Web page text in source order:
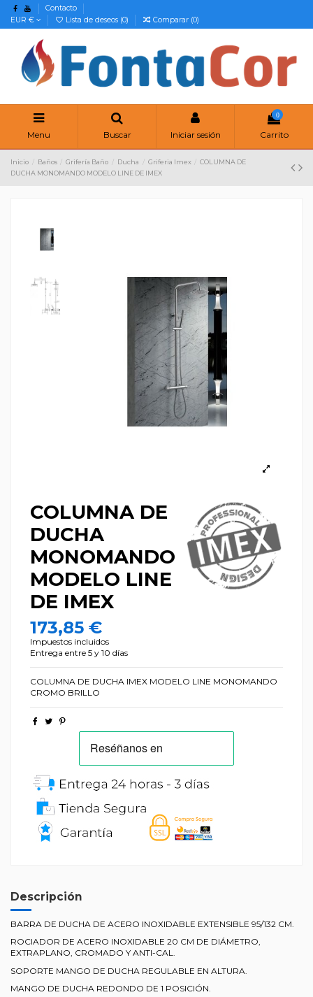
Contacto
EUR €
Lista de deseos (0) Comparar (0)
Menu Buscar Iniciar sesión
0
Carrito
Inicio Baños Grifería Baño Ducha Griferia Imex
COLUMNA DE
DUCHA MONOMANDO MODELO LINE DE IMEX
COLUMNA DE
DUCHA
MONOMANDO
MODELO LINE
DE IMEX
173,85 €
Impuestos incluidos
Entrega entre 5 y 10 días
COLUMNA DE DUCHA IMEX MODELO LINE MONOMANDO
CROMO BRILLO
Descripción
BARRA DE DUCHA DE ACERO INOXIDABLE EXTENSIBLE 95/132 CM.
ROCIADOR DE ACERO INOXIDABLE 20 CM DE DIÁMETRO,
EXTRAPLANO, CROMADO Y ANTI-CAL.
SOPORTE MANGO DE DUCHA REGULABLE EN ALTURA.
MANGO DE DUCHA REDONDO DE 1 POSICIÓN.